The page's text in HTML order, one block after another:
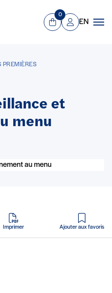
Panier
0
Mon compte
EN
PREMIÈRES
et
menu
Imprimer
en PDF
Ajouter aux favoris